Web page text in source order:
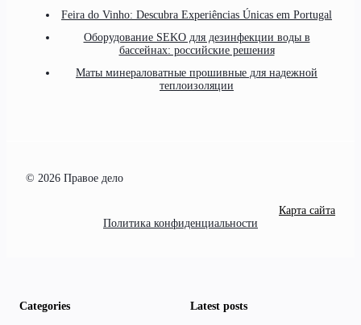
Feira do Vinho: Descubra Experiências Únicas em Portugal
Оборудование SEKO для дезинфекции воды в
бассейнах: российские решения
Маты минераловатные прошивные для надежной
теплоизоляции
© 2026 Правое дело
Карта сайта
Политика конфиденциальности
Categories Latest posts